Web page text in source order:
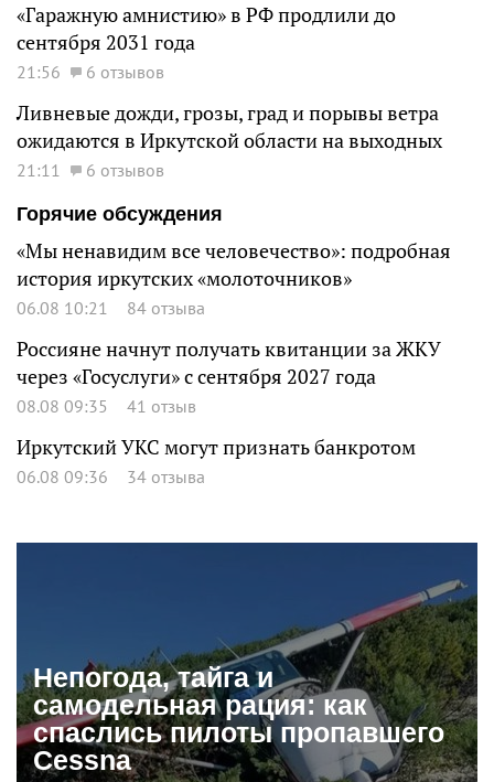
«Гаражную амнистию» в РФ продлили до
сентября 2031 года
21:56 6 отзывов
Ливневые дожди, грозы, град и порывы ветра
ожидаются в Иркутской области на выходных
21:11
6 отзывов
Горячие обсуждения
«Мы ненавидим все человечество»: подробная
история иркутских «молоточников»
06.08 10:21 84 отзыва
Россияне начнут получать квитанции за ЖКУ
через «Госуслуги» с сентября 2027 года
08.08 09:35 41 отзыв
Иркутский УКС могут признать банкротом
06.08 09:36 34 отзыва
Непогода, тайга и
самодельная рация: как
спаслись пилоты пропавшего
Cessna